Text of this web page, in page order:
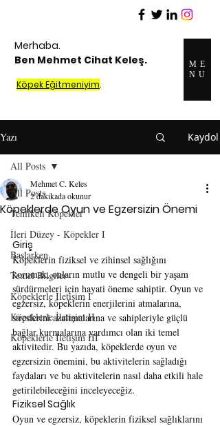
Merhaba.
Ben Mehmet Cihat Keleş.
Köpek Eğitmeniyim.
ME
NU
Yazı Kaydol
All Posts
Tehlikeli Köpekler
İleri Düzey - Köpekler I
Başlarken
Temel Bilgiler
Köpeklerle İletişim I
Köpeklerle İletişim II
Köpeklerle İletişim III
All Posts
Köpeklerde Oyun ve Egzersizin Önemi
Mehmet C. Keles
2 dakikada okunur
Giriş
Köpeklerin fiziksel ve zihinsel sağlığını
korumak, onların mutlu ve dengeli bir yaşam
sürdürmeleri için hayati öneme sahiptir. Oyun ve
egzersiz, köpeklerin enerjilerini atmalarına,
streslerini azaltmalarına ve sahipleriyle güçlü
bağlar kurmalarına yardımcı olan iki temel
aktivitedir. Bu yazıda, köpeklerde oyun ve
egzersizin önemini, bu aktivitelerin sağladığı
faydaları ve bu aktivitelerin nasıl daha etkili hale
getirilebileceğini inceleyeceğiz.
Fiziksel Sağlık
Oyun ve egzersiz, köpeklerin fiziksel sağlıklarını